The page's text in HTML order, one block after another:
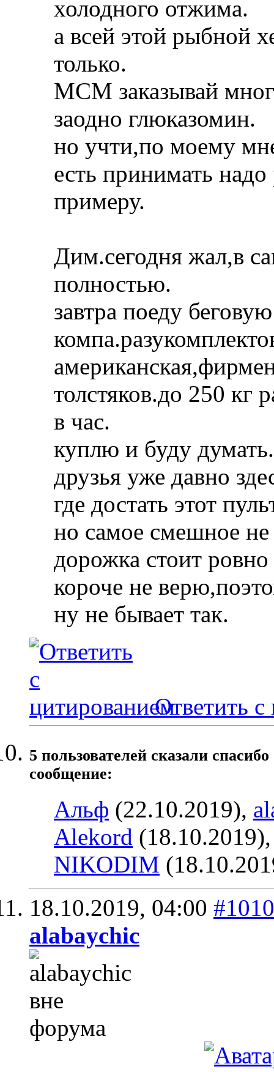
холодного отжима.
а всей этой рыбной
только.
МСМ заказывай
заодно глюказомин.
но учти,по моему
есть принимать надо
примеру.
Дим.сегодня жал,в
полностью.
завтра поеду
толстяков.до 250 кг
в час.
куплю и буду
друзья уже давно
где достать этот
но самое смешное не
дорожка стоит
короче не
ну не бывает так.
Ответить с
5 пользователей сказали
сообщение:
Альф (22.10.2019),
Alekord
NIKODIM
18.10.2019, 04:00
alabaychic